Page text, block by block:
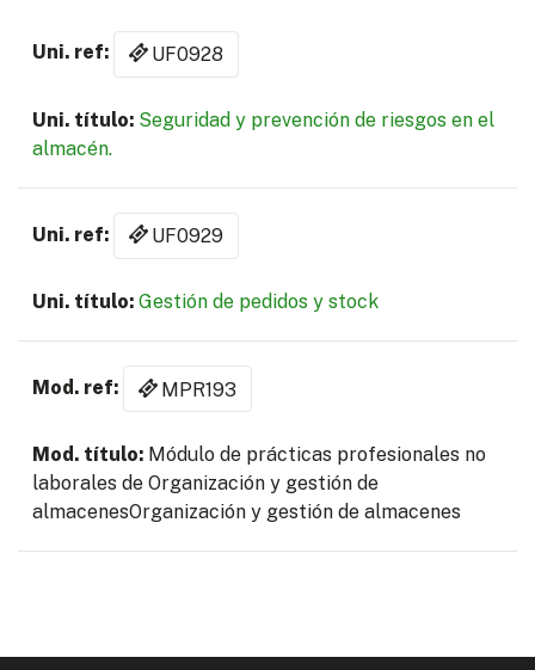
UF0928
Seguridad y prevención de riesgos en el
almacén.
UF0929
Gestión de pedidos y stock
MPR193
Módulo de prácticas profesionales no
laborales de Organización y gestión de
almacenesOrganización y gestión de almacenes